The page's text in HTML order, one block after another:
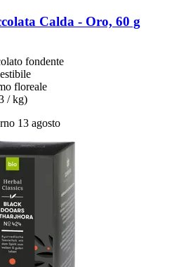
Calda -​ Oro, 60 g
fondente
floreale
/ kg)
13 agosto